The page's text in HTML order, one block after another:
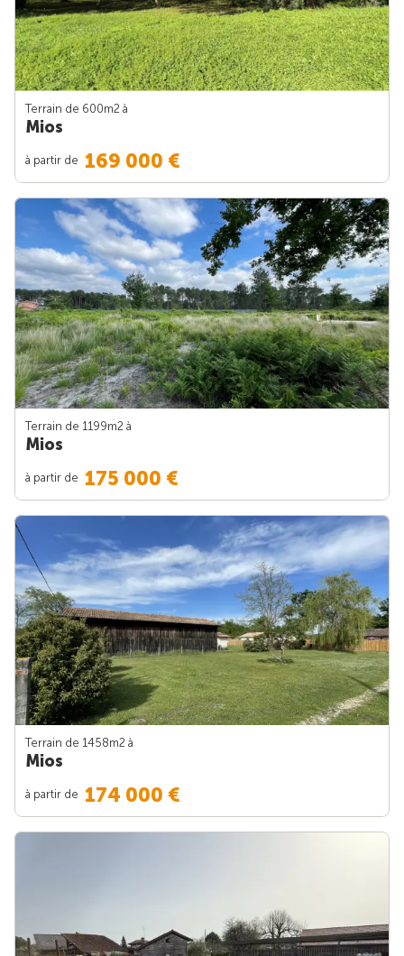
Terrain de 600m2 à
Mios
à partir de 169 000 €
Terrain de 1199m2 à
Mios
à partir de 175 000 €
Terrain de 1458m2 à
Mios
à partir de 174 000 €